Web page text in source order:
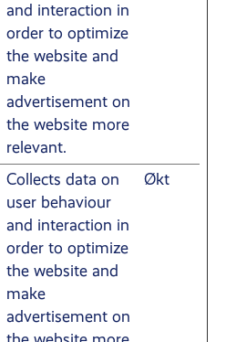
and interaction in
order to optimize
the website and
make
advertisement on
the website more
relevant.
Collects data on
user behaviour
and interaction in
order to optimize
the website and
make
advertisement on
Økt